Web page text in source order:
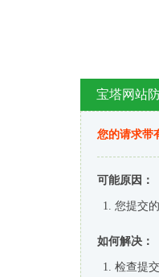
宝塔网站
您的请求带
可能原因：
您提交
如何解决：
检查提